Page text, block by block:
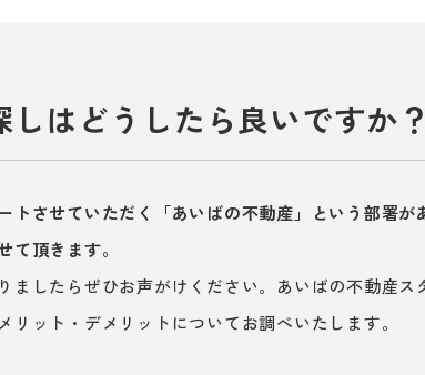
しはどうしたら良いですか？
トさせていただく「あいばの不動産」という部署
て頂きます。
ましたらぜひお声がけください。あいばの不動産
リット・デメリットについてお調べいたします。